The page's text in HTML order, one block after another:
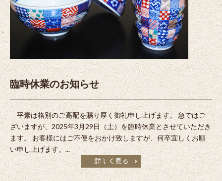
臨時休業のお知らせ
平素は格別のご高配を賜り厚く御礼申し上げます。 急ではご
ざいますが、2025年3月29日（土）を臨時休業とさせていただき
ます。 お客様にはご不便をおかけ致しますが、何卒宜しくお願
い申し上げます。...